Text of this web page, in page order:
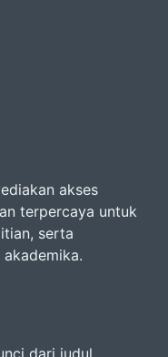
akses
terpercaya untuk
serta
dari judul,